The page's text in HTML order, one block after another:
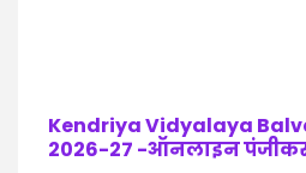
Kendriya Vidyalaya
2026-27 -ऑनलाइन